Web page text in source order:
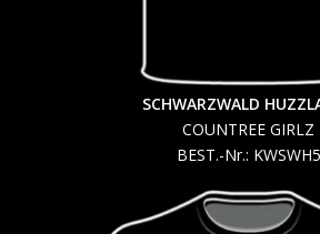
SCHWARZWALD
COUNTREE GIRLZ
BEST.-Nr.: KWSWH5